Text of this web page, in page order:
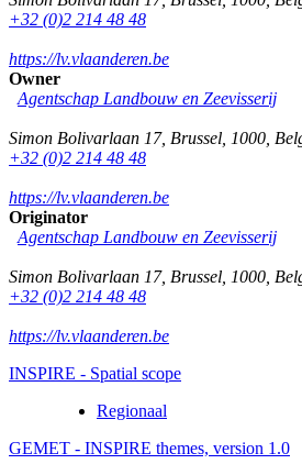
+32 (0)2 214 48 48
https://lv.vlaanderen.be
Owner
Agentschap Landbouw en Zeevisserij
Simon Bolivarlaan 17, Brussel 1000
+32 (0)2 214 48 48
https://lv.vlaanderen.be
Originator
Agentschap Landbouw en Zeevisserij
Simon Bolivarlaan 17, Brussel 1000
+32 (0)2 214 48 48
https://lv.vlaanderen.be
INSPIRE - Spatial scope
Regionaal
GEMET - INSPIRE themes, version 1.0